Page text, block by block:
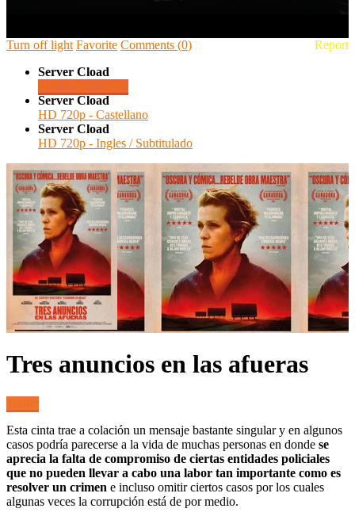
🔒 Acceso Requerido
Haz clic 3 veces en el botón para desbloquear este
Clic 1 - Abrir primer enlace
Clics: 0/3
⏰ El acceso expira en 1 hora
Turn off light Favorite Comments (0)
Report
Server Cload
HD 720p - Latino
Server Cload
HD 720p - Castellano
Server Cload
HD 720p - Ingles / Subtitulado
Tres anuncios en las afueras
Trailer
Esta cinta trae a colación un mensaje bastante singular y en algunos
casos podría parecerse a la vida de muchas personas en donde se
aprecia la falta de compromiso de ciertas entidades policiales
que no pueden llevar a cabo una labor tan importante como es
resolver un crimen e incluso omitir ciertos casos por los cuales
algunas veces la corrupción está de por medio.